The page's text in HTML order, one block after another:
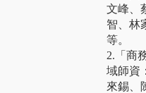
文峰、
智、林
等。
2.「商
域師資
來錫、